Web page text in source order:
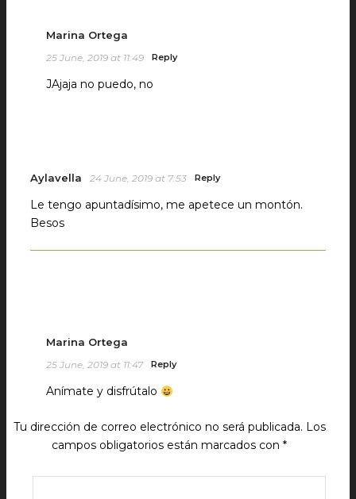
Marina Ortega
25 June, 2019 at 11:49 Reply
JAjaja no puedo, no
Aylavella 24 June, 2019 at 7:53 Reply
Le tengo apuntadísimo, me apetece un montón.
Besos
Marina Ortega
25 June, 2019 at 11:47 Reply
Anímate y disfrútalo
Tu dirección de correo electrónico no será publicada. Los
campos obligatorios están marcados con*